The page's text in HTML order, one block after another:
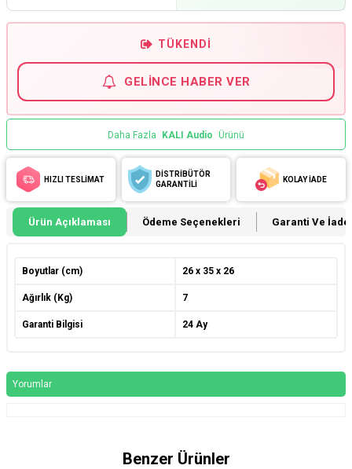
TÜKENDI
GELINCE HABER VER
Daha Fazla KALI Audio Ürünü
HIZLI TESLİMAT
DİSTRİBÜTÖR
GARANTİLİ
KOLAY İADE
Ürün Açıklaması Ödeme Seçenekleri Garanti Ve İade
Boyutlar (cm) 26 x 35 x 26
Ağırlık (Kg) 7
Garanti Bilgisi 24 Ay
Yorumlar
Benzer Ürünler